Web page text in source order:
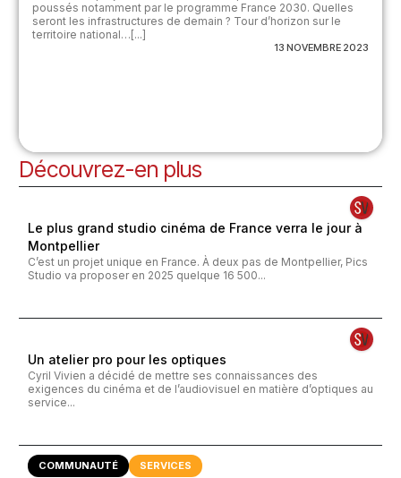
poussés notamment par le programme France 2030. Quelles
seront les infrastructures de demain ? Tour d’horizon sur le
territoire national…[...]
13 NOVEMBRE 2023
Découvrez-en plus
Le plus grand studio cinéma de France verra le jour à
Montpellier
C’est un projet unique en France. À deux pas de Montpellier, Pics
Studio va proposer en 2025 quelque 16 500...
Un atelier pro pour les optiques
Cyril Vivien a décidé de mettre ses connaissances des
exigences du cinéma et de l’audiovisuel en matière d’optiques au
service...
COMMUNAUTÉ SERVICES